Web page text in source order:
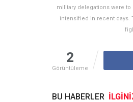
military delegations were
intensified in recent days.
2
Görüntüleme
BU HABERLER